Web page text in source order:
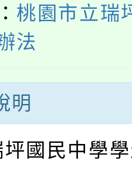
桃園市立瑞
法
明
國民中學